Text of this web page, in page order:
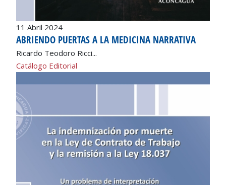
11 Abril 2024
ABRIENDO PUERTAS A LA MEDICINA NARRATIVA
Ricardo Teodoro Ricci...
Catálogo Editorial